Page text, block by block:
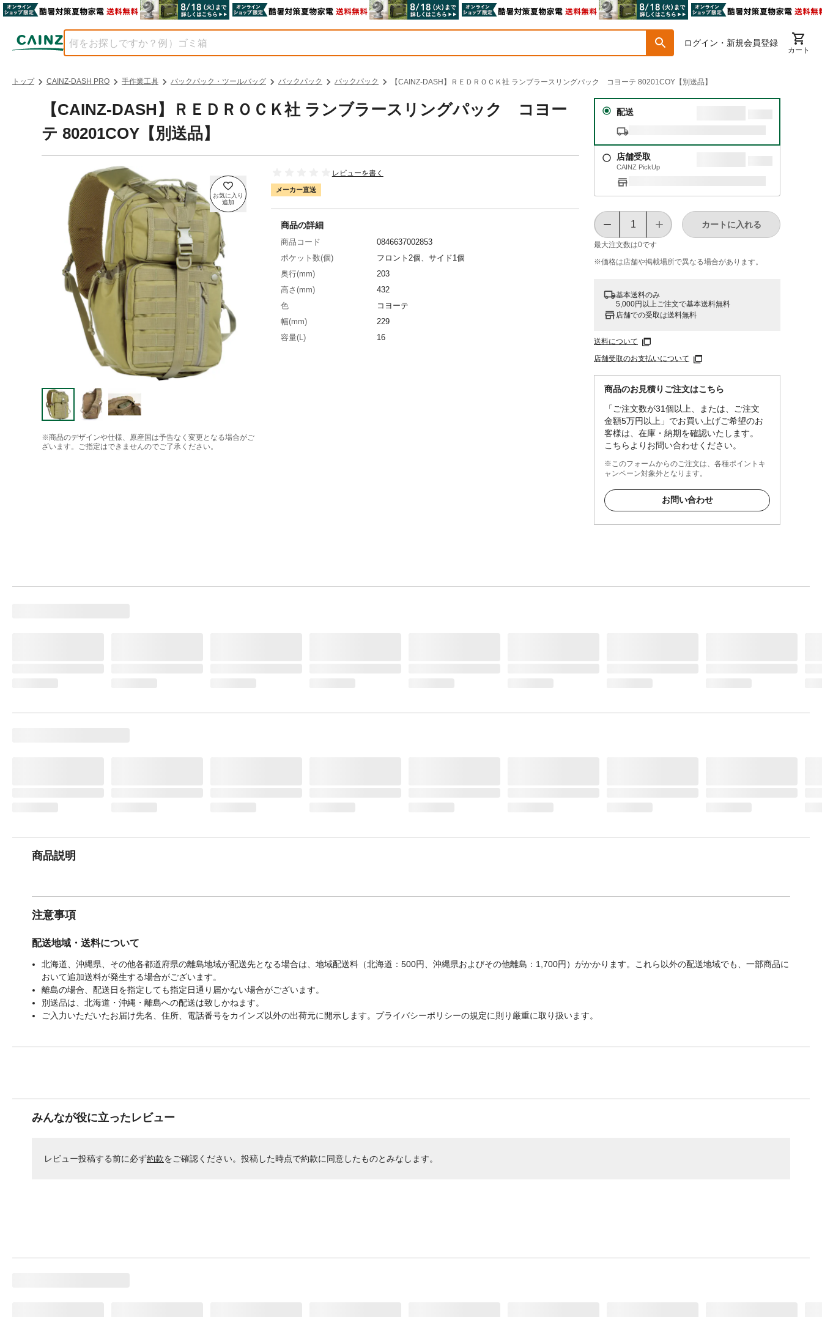
ログイン・新規会員登録
カート
トップ CAINZ-DASH PRO 手作業工具 バックパック・ツールバッグ バックパック バックパック 【CAINZ-DASH】ＲＥＤＲＯＣＫ社 ランブラースリングパック コヨーテ 80201COY【別送品】
【CAINZ-DASH】ＲＥＤＲＯＣＫ社 ランブラースリングパック コヨー
テ 80201COY【別送品】
※商品のデザインや仕様、原産国は予告なく変更となる場合がご
ざいます。ご指定はできませんのでご了承ください。
レビューを書く
メーカー直送
配送
店舗受取
CAINZ PickUp
最大注文数は0です
カートに入れる
※価格は​店舗や​掲載場所で​異なる​場合が​あります。
基本送料のみ
5,000円以上ご注文で基本送料無料
店舗での受取は送料無料
送料について
店舗受取のお支払いについて
商品のお見積りご注文はこちら
「ご注文数が31個以上、または、ご注文
金額5万円以上」でお買い上げご希望のお
客様は、在庫・納期を確認いたします。
こちらよりお問い合わせください。
※このフォームからのご注文は、各種ポイントキ
ャンペーン対象外となります。
お問い合わせ
商品の詳細
商品コード
0846637002853
ポケット数(個)
フロント2個、サイド1個
奥行(mm)
203
高さ(mm)
432
色
コヨーテ
幅(mm)
229
容量(L)
16
商品説明
注意事項
配送地域・送料について
北海道、沖縄県、その他各都道府県の離島地域が配送先となる場合は、地域配送料（北海道：500円、沖縄県およびその他離島：1,700円）がかかります。これら以外の配送地域でも、一部商品に
おいて追加送料が発生する場合がございます。
離島の場合、配送日を指定しても指定日通り届かない場合がございます。
別送品は、北海道・沖縄・離島への配送は致しかねます。
ご入力いただいたお届け先名、住所、電話番号をカインズ以外の出荷元に開示します。プライバシーポリシーの規定に則り厳重に取り扱います。
みんなが役に立ったレビュー
レビュー投稿する前に必ず約款をご確認ください。投稿した時点で約款に同意したものとみなします。